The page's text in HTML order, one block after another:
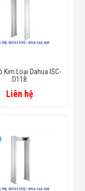
1 on
side
Kim Loại Dahua ISC-
D118
Liên hệ